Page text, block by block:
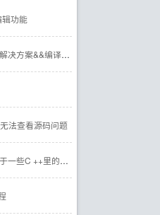
功能
&&编译OpenCV源码
法查看源码问题
C ++里的STL类库